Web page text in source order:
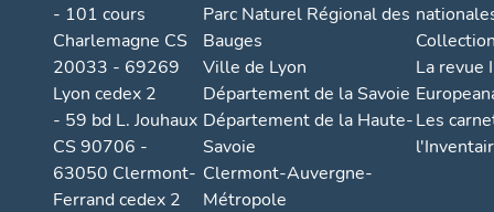
- 101 cours
Charlemagne CS
20033 - 69269
Lyon cedex 2
- 59 bd L. Jouhaux
CS 90706 -
63050 Clermont-
Ferrand cedex 2
Parc Naturel Régional des
Bauges
Ville de Lyon
Département de la Savoie
Département de la Haute-
Savoie
Clermont-Auvergne-
Métropole
La revue
Les